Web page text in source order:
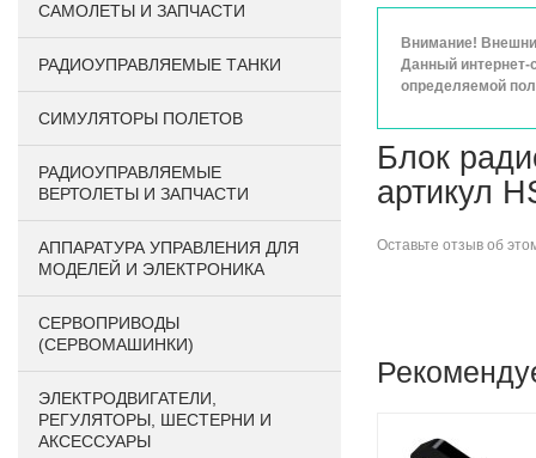
САМОЛЕТЫ И ЗАПЧАСТИ
РАДИОУПРАВЛЯЕМЫЕ ТАНКИ
СИМУЛЯТОРЫ ПОЛЕТОВ
РАДИОУПРАВЛЯЕМЫЕ
ВЕРТОЛЕТЫ И ЗАПЧАСТИ
АППАРАТУРА УПРАВЛЕНИЯ ДЛЯ
МОДЕЛЕЙ И ЭЛЕКТРОНИКА
СЕРВОПРИВОДЫ
(СЕРВОМАШИНКИ)
ЭЛЕКТРОДВИГАТЕЛИ,
РЕГУЛЯТОРЫ, ШЕСТЕРНИ И
АКСЕССУАРЫ
Внимание!
Данный интернет-
определяемой
Блок
артикул
Оставьте отзыв об